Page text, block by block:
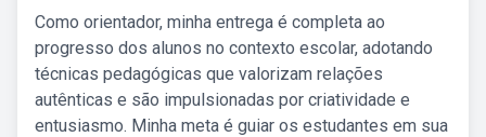
Como orientador, minha entrega é completa ao
progresso dos alunos no contexto escolar, adotando
técnicas pedagógicas que valorizam relações
autênticas e são impulsionadas por criatividade e
entusiasmo. Minha meta é guiar os estudantes em sua